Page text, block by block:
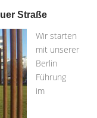
Straße
Wir starten
mit unserer
Berlin
Führung
im